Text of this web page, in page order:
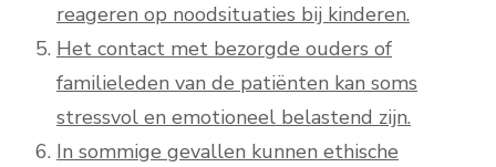
reageren op noodsituaties bij kinderen.
Het contact met bezorgde ouders of
familieleden van de patiënten kan soms
stressvol en emotioneel belastend zijn.
In sommige gevallen kunnen ethische